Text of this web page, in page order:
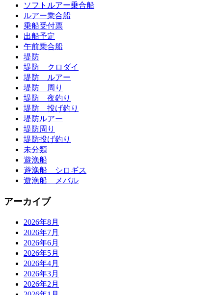
ソフトルアー乗合船
ルアー乗合船
乗船受付票
出船予定
午前乗合船
堤防
堤防 クロダイ
堤防 ルアー
堤防 周り
堤防 夜釣り
堤防 投げ釣り
堤防ルアー
堤防周り
堤防投げ釣り
未分類
遊漁船
遊漁船 シロギス
遊漁船 メバル
アーカイブ
2026年8月
2026年7月
2026年6月
2026年5月
2026年4月
2026年3月
2026年2月